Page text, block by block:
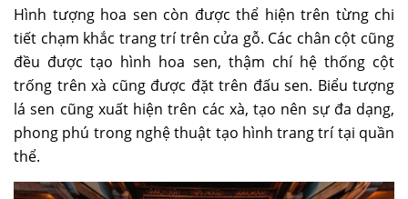
Hình tượng hoa sen còn được thể hiện trên từng chi
tiết chạm khắc trang trí trên cửa gỗ. Các chân cột cũng
đều được tạo hình hoa sen, thậm chí hệ thống cột
trống trên xà cũng được đặt trên đấu sen. Biểu tượng
lá sen cũng xuất hiện trên các xà, tạo nên sự đa dạng,
phong phú trong nghệ thuật tạo hình trang trí tại quần
thể.